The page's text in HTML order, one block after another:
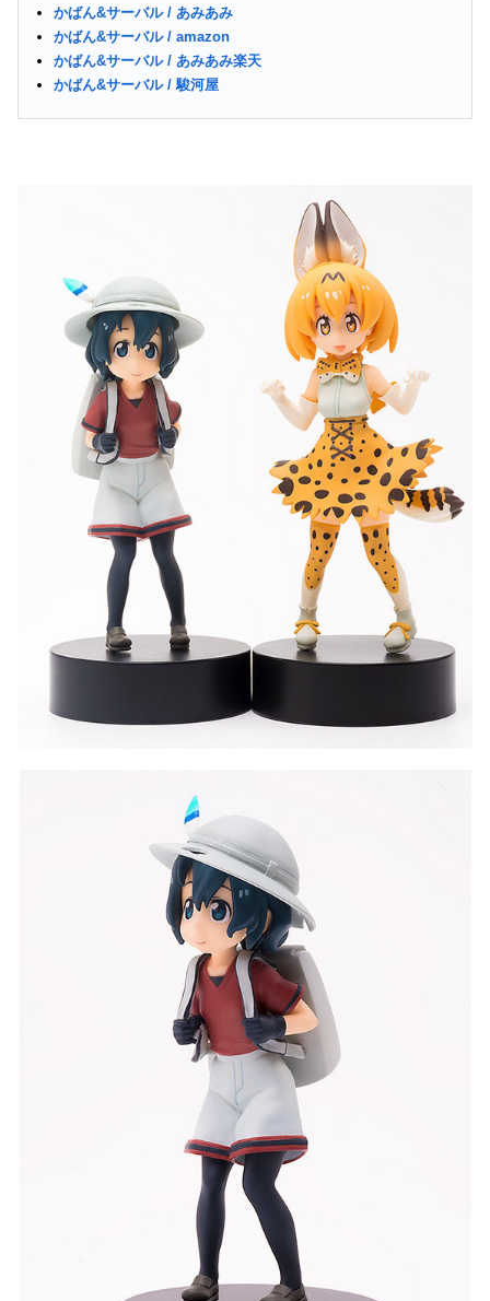
かばん&サーバル / あみあみ
かばん&サーバル / amazon
かばん&サーバル / あみあみ楽天
かばん&サーバル / 駿河屋